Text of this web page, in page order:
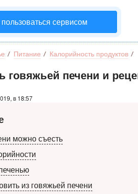
сервисом
Питание Калорийность продуктов
говяжьей печени и
в 18:57
можно съесть
из говяжьей печени